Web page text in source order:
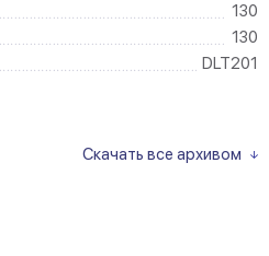
130
130
DLT201
Скачать все архивом